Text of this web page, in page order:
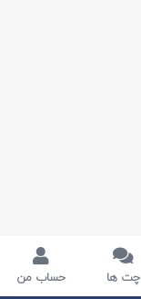
چت ها حساب من